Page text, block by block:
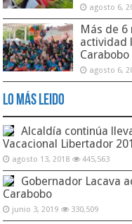
agosto 6,
Más de 6
actividad
Carabobo
agosto 6,
Lo Más Leido
Alcaldía continúa
Vacacional Libertador
agosto 13, 2018 445,563
Gobernador Lacava
Carabobo
junio 3, 2019 330,509